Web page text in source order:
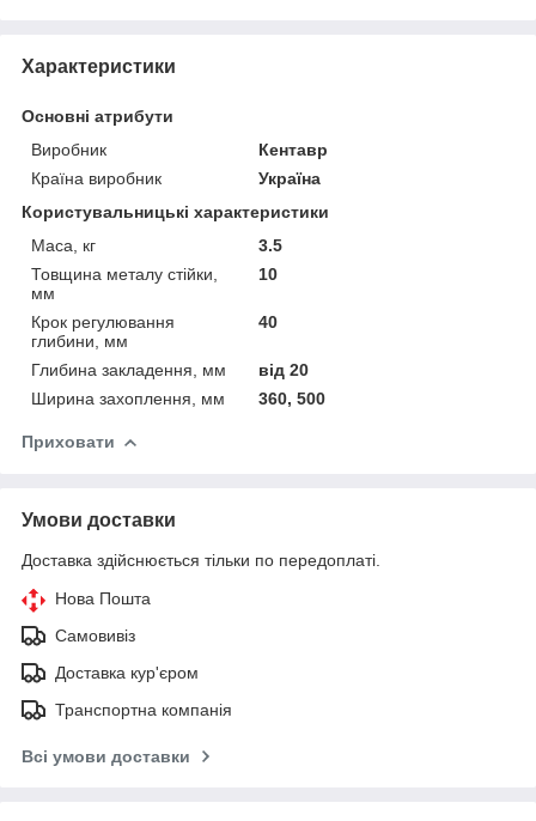
Характеристики
Основні атрибути
Виробник
Кентавр
Країна виробник
Україна
Користувальницькі характеристики
Маса, кг
3.5
Товщина металу стійки,
мм
10
Крок регулювання
глибини, мм
40
Глибина закладення, мм
від 20
Ширина захоплення, мм
360, 500
Приховати
Умови доставки
Доставка здійснюється тільки по передоплаті.
Нова Пошта
Самовивіз
Доставка кур'єром
Транспортна компанія
Всі умови доставки